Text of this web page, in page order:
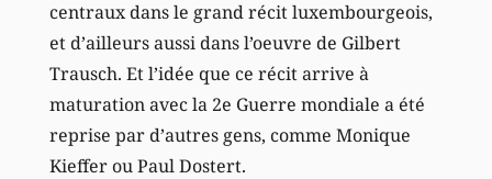
centraux dans le grand récit luxembourgeois,
et d’ailleurs aussi dans l’oeuvre de Gilbert
Trausch. Et l’idée que ce récit arrive à
maturation avec la 2e Guerre mondiale a été
reprise par d’autres gens, comme Monique
Kieffer ou Paul Dostert.